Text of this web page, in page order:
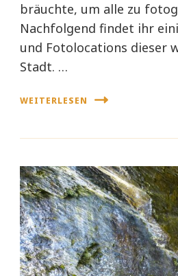
bräuchte, um alle zu
Nachfolgend findet ihr
und Fotolocations dieser
Stadt. …
WEITERLESEN